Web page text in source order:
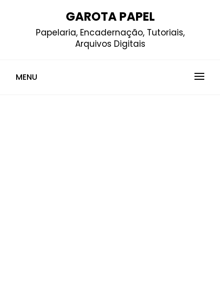
GAROTA PAPEL
Papelaria, Encadernação, Tutoriais,
Arquivos Digitais
MENU